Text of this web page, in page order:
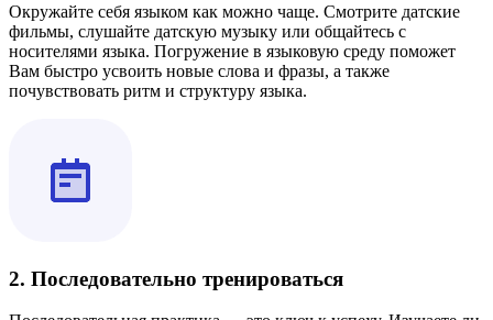
Окружайте себя языком как можно чаще. Смотрите датские
фильмы, слушайте датскую музыку или общайтесь с
носителями языка. Погружение в языковую среду поможет
Вам быстро усвоить новые слова и фразы, а также
почувствовать ритм и структуру языка.
2. Последовательно тренироваться